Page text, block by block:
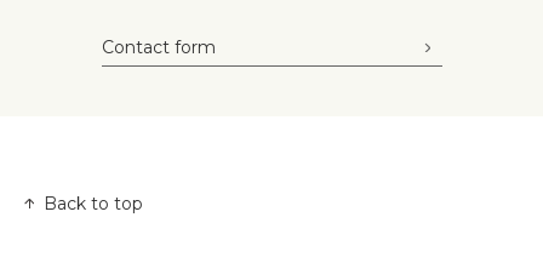
Contact form
Back to top